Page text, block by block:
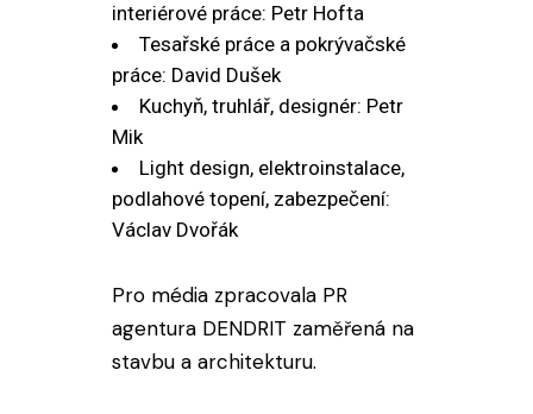
interiérové práce: Petr Hofta
Tesařské práce a pokrývačské
práce: David Dušek
Kuchyň, truhlář, designér: Petr
Mik
Light design, elektroinstalace,
podlahové topení, zabezpečení:
Václav Dvořák
Pro média zpracovala PR
agentura DENDRIT zaměřená na
stavbu a architekturu.